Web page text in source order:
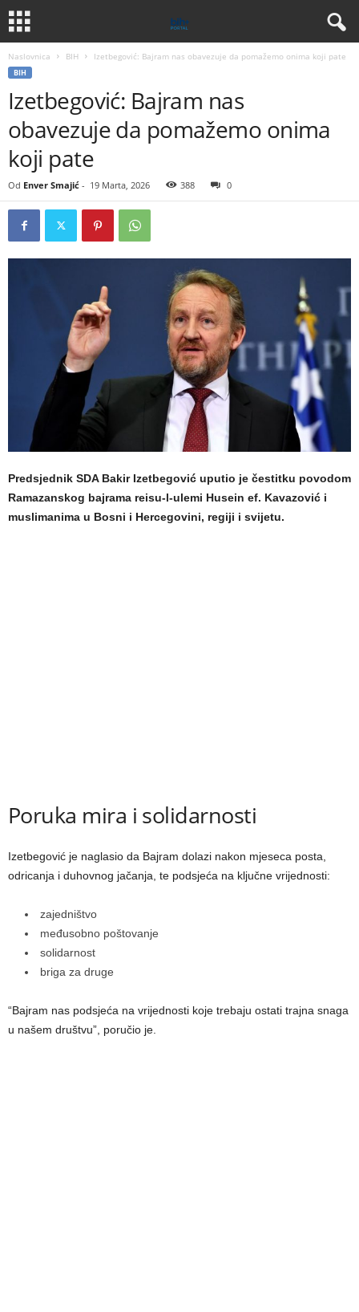
Naslovnica BIH Izetbegović: Bajram nas obavezuje da pomažemo onima koji pate
BIH
Izetbegović: Bajram nas
obavezuje da pomažemo onima
koji pate
Od Enver Smajić - 19 Marta, 2026 388 0
Predsjednik SDA Bakir Izetbegović uputio je čestitku povodom
Ramazanskog bajrama reisu-l-ulemi Husein ef. Kavazović i
muslimanima u Bosni i Hercegovini, regiji i svijetu.
Poruka mira i solidarnosti
Izetbegović je naglasio da Bajram dolazi nakon mjeseca posta,
odricanja i duhovnog jačanja, te podsjeća na ključne vrijednosti:
zajedništvo
međusobno poštovanje
solidarnost
briga za druge
“Bajram nas podsjeća na vrijednosti koje trebaju ostati trajna snaga
u našem društvu”, poručio je.